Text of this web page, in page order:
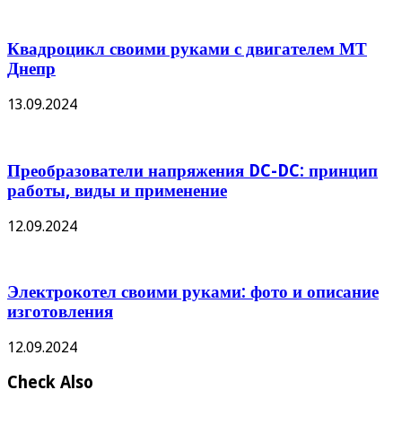
Квадроцикл своими руками с двигателем МТ
Днепр
13.09.2024
Преобразователи напряжения DC-DC: принцип
работы, виды и применение
12.09.2024
Электрокотел своими руками: фото и описание
изготовления
12.09.2024
Check Also